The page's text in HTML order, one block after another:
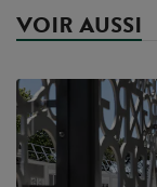
VOIR AUSSI